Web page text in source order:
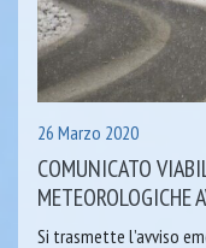
26 Marzo 2020
COMUNICATO
METEOROLOGICHE
Si trasmette l’avviso